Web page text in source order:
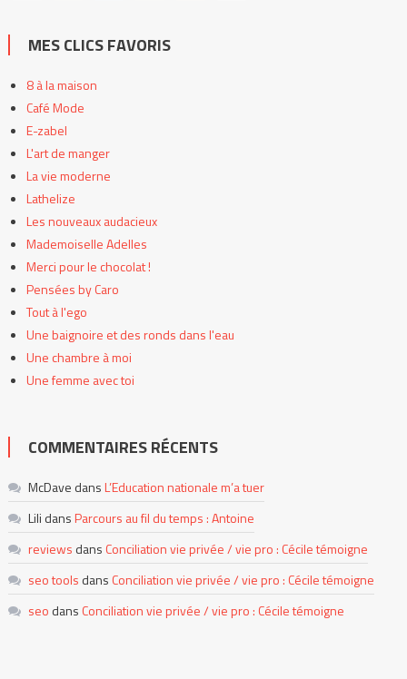
MES CLICS FAVORIS
8 à la maison
Café Mode
E-zabel
L'art de manger
La vie moderne
Lathelize
Les nouveaux audacieux
Mademoiselle Adelles
Merci pour le chocolat !
Pensées by Caro
Tout à l'ego
Une baignoire et des ronds dans l'eau
Une chambre à moi
Une femme avec toi
COMMENTAIRES RÉCENTS
McDave dansL’Education nationale m’a tuer
Lili dansParcours au fil du temps : Antoine
reviews dans Conciliation vie privée / vie pro : Cécile témoigne
seo tools dans Conciliation vie privée / vie pro : Cécile témoigne
seo dans Conciliation vie privée / vie pro : Cécile témoigne